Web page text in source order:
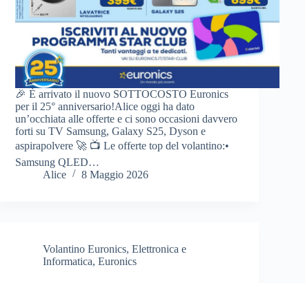
🎉 È arrivato il nuovo SOTTOCOSTO Euronics
per il 25° anniversario!Alice oggi ha dato
un’occhiata alle offerte e ci sono occasioni davvero
forti su TV Samsung, Galaxy S25, Dyson e
aspirapolvere 🚀 📺 Le offerte top del volantino:•
Samsung QLED…
Alice
8 Maggio 2026
Volantino Euronics, Elettronica e
Informatica, Euronics